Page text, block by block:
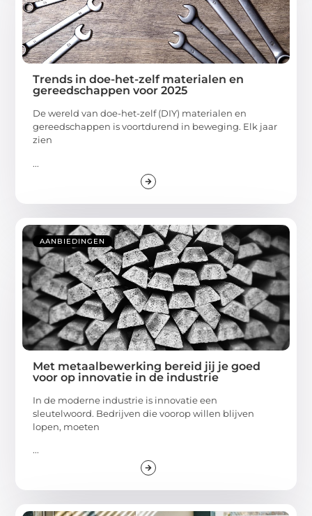
Trends in doe-het-zelf materialen en
gereedschappen voor 2025
De wereld van doe-het-zelf (DIY) materialen en
gereedschappen is voortdurend in beweging. Elk jaar
zien
...
AANBIEDINGEN
Met metaalbewerking bereid jij je goed
voor op innovatie in de industrie
In de moderne industrie is innovatie een
sleutelwoord. Bedrijven die voorop willen blijven
lopen, moeten
...